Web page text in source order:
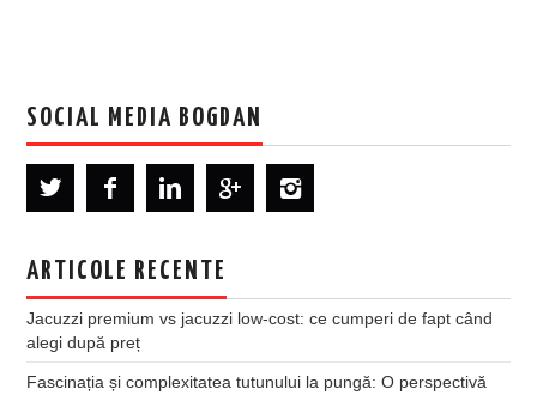
SOCIAL MEDIA BOGDAN
ARTICOLE RECENTE
Jacuzzi premium vs jacuzzi low-cost: ce cumperi de fapt când
alegi după preț
Fascinația și complexitatea tutunului la pungă: O perspectivă